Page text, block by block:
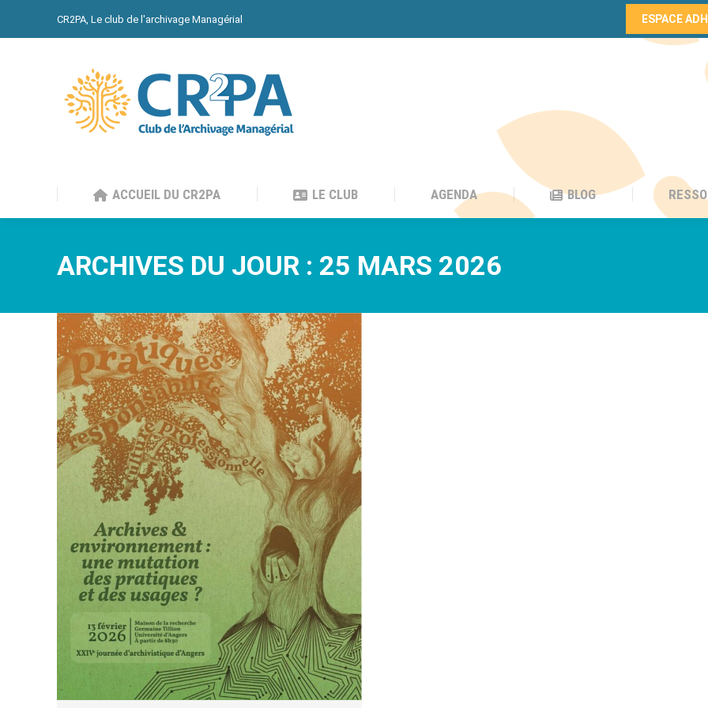
CR2PA, Le club de l'archivage Managérial ESPACE
ACCUEIL DU CR2PA LE CLUB AGENDA BLOG
ARCHIVES DU JOUR : 25 MARS 2026
ACCUEIL DU CR2PA